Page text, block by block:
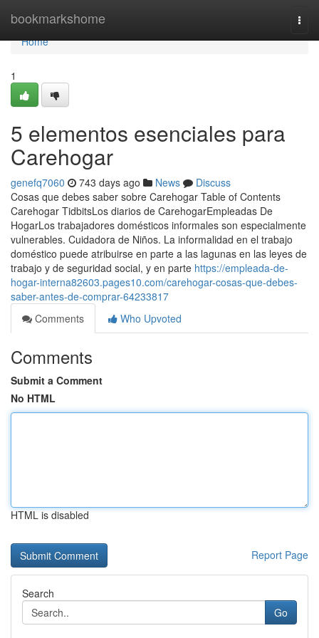
bookmarkshome
Home
Home
1
5 elementos esenciales para
Carehogar
genefq7060 743 days ago News
Discuss
Cosas que debes saber sobre Carehogar Table of Contents
Carehogar TidbitsLos diarios de CarehogarEmpleadas De
HogarLos trabajadores domésticos informales son especialmente
vulnerables. Cuidadora de Niños. La informalidad en el trabajo
doméstico puede atribuirse en parte a las lagunas en las leyes de
trabajo y de seguridad social, y en parte https://empleada-de-
hogar-interna82603.pages10.com/carehogar-cosas-que-debes-
saber-antes-de-comprar-64233817
Comments
Who Upvoted
Comments
Submit a Comment
No HTML
HTML is disabled
Report Page
Search
Go